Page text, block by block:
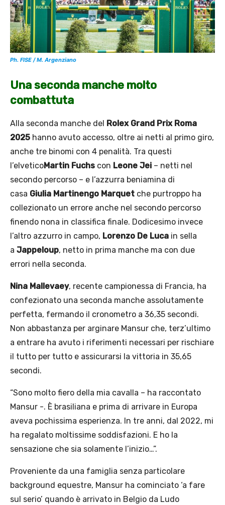
Ph. FISE / M. Argenziano
Una seconda manche molto
combattuta
Alla seconda manche del Rolex Grand Prix Roma
2025 hanno avuto accesso, oltre ai netti al primo giro,
anche tre binomi con 4 penalità. Tra questi
l’elveticoMartin Fuchs con Leone Jei – netti nel
secondo percorso – e l’azzurra beniamina di
casa Giulia Martinengo Marquet che purtroppo ha
collezionato un errore anche nel secondo percorso
finendo nona in classifica finale. Dodicesimo invece
l’altro azzurro in campo, Lorenzo De Luca in sella
a Jappeloup, netto in prima manche ma con due
errori nella seconda.
Nina Mallevaey, recente campionessa di Francia, ha
confezionato una seconda manche assolutamente
perfetta, fermando il cronometro a 36,35 secondi.
Non abbastanza per arginare Mansur che, terz’ultimo
a entrare ha avuto i riferimenti necessari per rischiare
il tutto per tutto e assicurarsi la vittoria in 35,65
secondi.
“Sono molto fiero della mia cavalla – ha raccontato
Mansur -. È brasiliana e prima di arrivare in Europa
aveva pochissima esperienza. In tre anni, dal 2022, mi
ha regalato moltissime soddisfazioni. E ho la
sensazione che sia solamente l’inizio…”.
Proveniente da una famiglia senza particolare
background equestre, Mansur ha cominciato ‘a fare
sul serio’ quando è arrivato in Belgio da Ludo